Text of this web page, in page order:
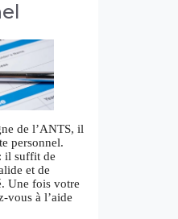
de l’ANTS, il
personnel.
il suffit de
et de
Une fois votre
vous à l’aide